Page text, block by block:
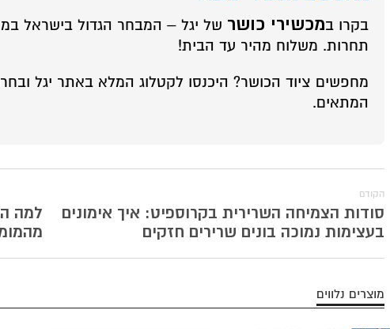
בקרו במכשירי כושר של יגל – המבחר הגדול בישראל
תחרות. משלוח מהיר עד הבית!
מחפשים ציוד הכושר? היכנסו לקטלוג המלא באתר יגל
המתאים.
הקודם
סודות הצמיחה השרירית בקרוספיט: איך אימונים
בעצימות נמוכה בונים שרירים חזקים
למה
מוצרים נלווים